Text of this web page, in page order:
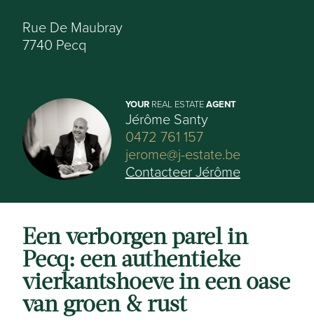
Rue De Maubray
7740 Pecq
YOUR REAL ESTATEAGENT
Jérôme Santy
0472 761 157
jerome@j-estate.be
Contacteer Jérôme
Een verborgen parel in
Pecq: een authentieke
vierkantshoeve in een oase
van groen & rust